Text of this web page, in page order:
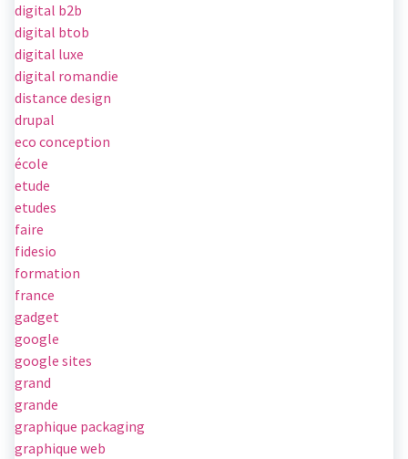
digital b2b
digital btob
digital luxe
digital romandie
distance design
drupal
eco conception
école
etude
etudes
faire
fidesio
formation
france
gadget
google
google sites
grand
grande
graphique packaging
graphique web